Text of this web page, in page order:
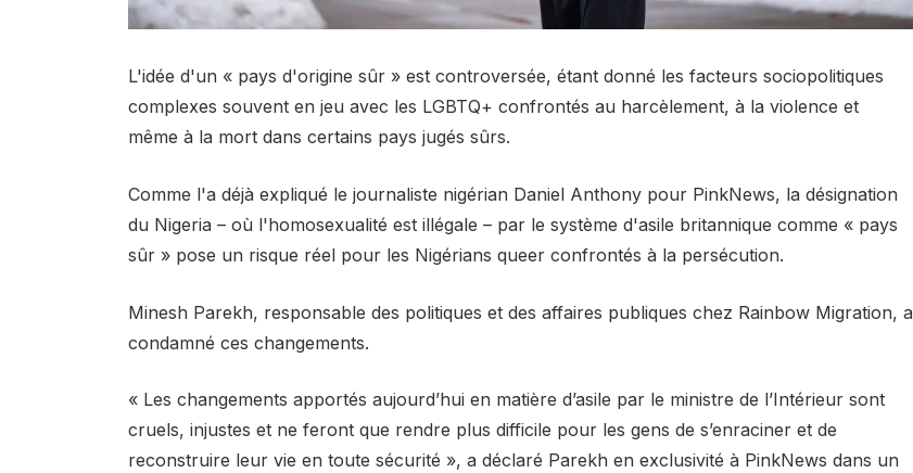
L'idée d'un « pays d'origine sûr » est controversée, étant donné les facteurs sociopolitiques
complexes souvent en jeu avec les LGBTQ+ confrontés au harcèlement, à la violence et
même à la mort dans certains pays jugés sûrs.
Comme l'a déjà expliqué le journaliste nigérian Daniel Anthony pour PinkNews, la désignation
du Nigeria – où l'homosexualité est illégale – par le système d'asile britannique comme « pays
sûr » pose un risque réel pour les Nigérians queer confrontés à la persécution.
Minesh Parekh, responsable des politiques et des affaires publiques chez Rainbow Migration, a
condamné ces changements.
« Les changements apportés aujourd’hui en matière d’asile par le ministre de l’Intérieur sont
cruels, injustes et ne feront que rendre plus difficile pour les gens de s’enraciner et de
reconstruire leur vie en toute sécurité », a déclaré Parekh en exclusivité à PinkNews dans un